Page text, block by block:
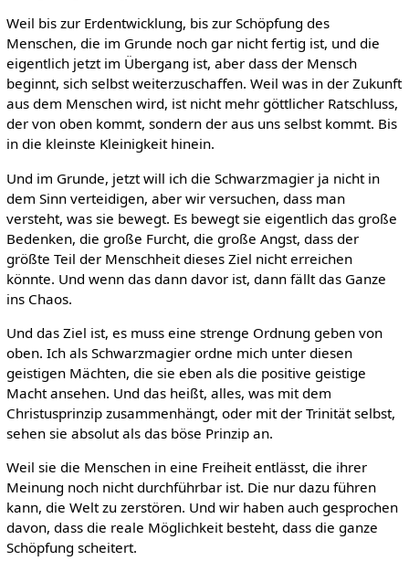
Weil bis zur Erdentwicklung, bis zur Schöpfung des
Menschen, die im Grunde noch gar nicht fertig ist, und die
eigentlich jetzt im Übergang ist, aber dass der Mensch
beginnt, sich selbst weiterzuschaffen. Weil was in der Zukunft
aus dem Menschen wird, ist nicht mehr göttlicher Ratschluss,
der von oben kommt, sondern der aus uns selbst kommt. Bis
in die kleinste Kleinigkeit hinein.
Und im Grunde, jetzt will ich die Schwarzmagier ja nicht in
dem Sinn verteidigen, aber wir versuchen, dass man
versteht, was sie bewegt. Es bewegt sie eigentlich das große
Bedenken, die große Furcht, die große Angst, dass der
größte Teil der Menschheit dieses Ziel nicht erreichen
könnte. Und wenn das dann davor ist, dann fällt das Ganze
ins Chaos.
Und das Ziel ist, es muss eine strenge Ordnung geben von
oben. Ich als Schwarzmagier ordne mich unter diesen
geistigen Mächten, die sie eben als die positive geistige
Macht ansehen. Und das heißt, alles, was mit dem
Christusprinzip zusammenhängt, oder mit der Trinität selbst,
sehen sie absolut als das böse Prinzip an.
Weil sie die Menschen in eine Freiheit entlässt, die ihrer
Meinung noch nicht durchführbar ist. Die nur dazu führen
kann, die Welt zu zerstören. Und wir haben auch gesprochen
davon, dass die reale Möglichkeit besteht, dass die ganze
Schöpfung scheitert.